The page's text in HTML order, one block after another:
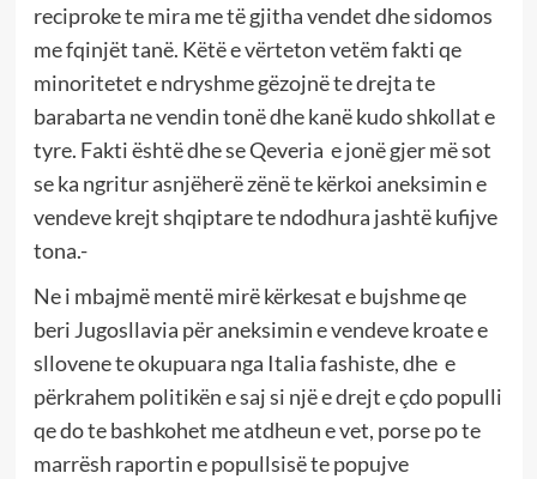
reciproke te mira me të gjitha vendet dhe sidomos
me fqinjët tanë. Këtë e vërteton vetëm fakti qe
minoritetet e ndryshme gëzojnë te drejta te
barabarta ne vendin tonë dhe kanë kudo shkollat e
tyre. Fakti është dhe se Qeveria e jonë gjer më sot
se ka ngritur asnjëherë zënë te kërkoi aneksimin e
vendeve krejt shqiptare te ndodhura jashtë kufijve
tona.-
Ne i mbajmë mentë mirë kërkesat e bujshme qe
beri Jugosllavia për aneksimin e vendeve kroate e
sllovene te okupuara nga Italia fashiste, dhe e
përkrahem politikën e saj si një e drejt e çdo populli
qe do te bashkohet me atdheun e vet, porse po te
marrësh raportin e popullsisë te popujve